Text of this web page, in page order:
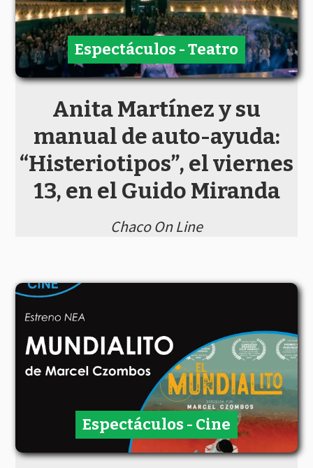
Anita Martínez y su
manual de auto-ayuda:
“Histeriotipos”, el viernes
13, en el Guido Miranda
Chaco On Line
Espectáculos - Teatro
Espectáculos - Cine